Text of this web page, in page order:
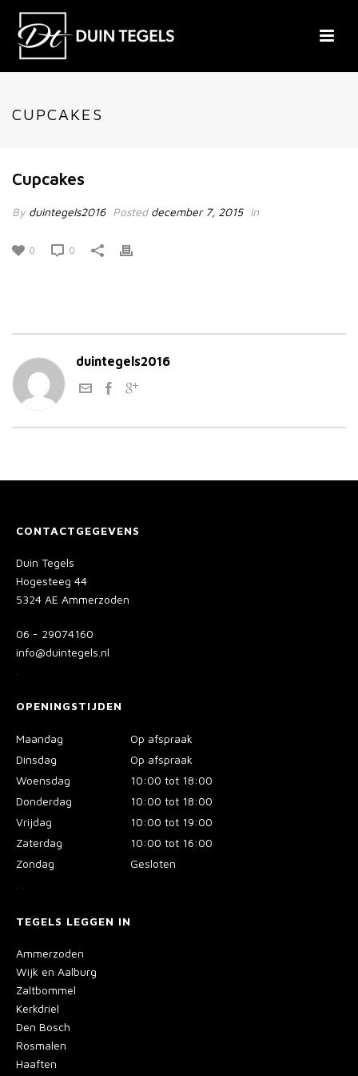
CUPCAKES
Cupcakes
By duintegels2016 Posted december 7, 2015 In
0 0
duintegels2016
CONTACTGEGEVENS
Duin Tegels
Hogesteeg 44
5324 AE Ammerzoden
06 - 29074160
info@duintegels.nl
OPENINGSTIJDEN
Maandag
Dinsdag
Woensdag
Donderdag
Vrijdag
Zaterdag
Zondag
Op afspraak
Op afspraak
10:00 tot 18:00
10:00 tot 18:00
10:00 tot 19:00
10:00 tot 16:00
Gesloten
TEGELS LEGGEN IN
Ammerzoden
Wijk en Aalburg
Zaltbommel
Kerkdriel
Den Bosch
Rosmalen
Haaften